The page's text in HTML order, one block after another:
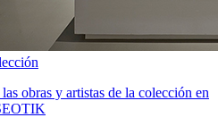
obras y artistas de la colección en